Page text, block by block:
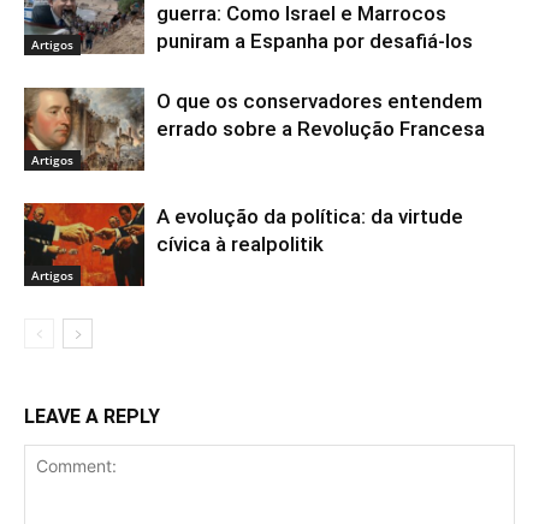
Artigos
guerra: Como Israel e Marrocos
puniram a Espanha por desafiá-los
Artigos
O que os conservadores entendem
errado sobre a Revolução Francesa
Artigos
A evolução da política: da virtude
cívica à realpolitik
LEAVE A REPLY